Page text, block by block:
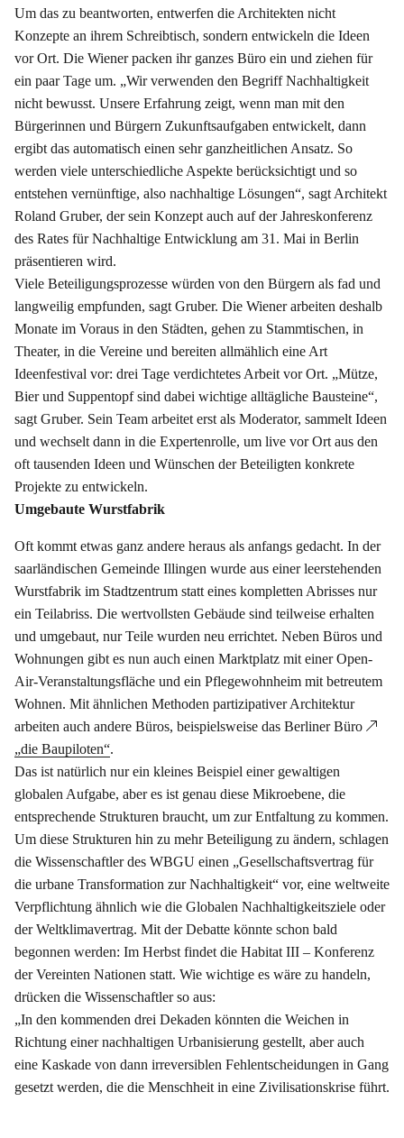
Um das zu beantworten, entwerfen die Architekten nicht
Konzepte an ihrem Schreibtisch, sondern entwickeln die Ideen
vor Ort. Die Wiener packen ihr ganzes Büro ein und ziehen für
ein paar Tage um. „Wir verwenden den Begriff Nachhaltigkeit
nicht bewusst. Unsere Erfahrung zeigt, wenn man mit den
Bürgerinnen und Bürgern Zukunftsaufgaben entwickelt, dann
ergibt das automatisch einen sehr ganzheitlichen Ansatz. So
werden viele unterschiedliche Aspekte berücksichtigt und so
entstehen vernünftige, also nachhaltige Lösungen“, sagt Architekt
Roland Gruber, der sein Konzept auch auf der Jahreskonferenz
des Rates für Nachhaltige Entwicklung am 31. Mai in Berlin
präsentieren wird.
Viele Beteiligungsprozesse würden von den Bürgern als fad und
langweilig empfunden, sagt Gruber. Die Wiener arbeiten deshalb
Monate im Voraus in den Städten, gehen zu Stammtischen, in
Theater, in die Vereine und bereiten allmählich eine Art
Ideenfestival vor: drei Tage verdichtetes Arbeit vor Ort. „Mütze,
Bier und Suppentopf sind dabei wichtige alltägliche Bausteine“,
sagt Gruber. Sein Team arbeitet erst als Moderator, sammelt Ideen
und wechselt dann in die Expertenrolle, um live vor Ort aus den
oft tausenden Ideen und Wünschen der Beteiligten konkrete
Projekte zu entwickeln.
Umgebaute Wurstfabrik
Oft kommt etwas ganz andere heraus als anfangs gedacht. In der
saarländischen Gemeinde Illingen wurde aus einer leerstehenden
Wurstfabrik im Stadtzentrum statt eines kompletten Abrisses nur
ein Teilabriss. Die wertvollsten Gebäude sind teilweise erhalten
und umgebaut, nur Teile wurden neu errichtet. Neben Büros und
Wohnungen gibt es nun auch einen Marktplatz mit einer Open-
Air-Veranstaltungsfläche und ein Pflegewohnheim mit betreutem
Wohnen. Mit ähnlichen Methoden partizipativer Architektur
arbeiten auch andere Büros, beispielsweise das Berliner Büro
„die Baupiloten“.
Das ist natürlich nur ein kleines Beispiel einer gewaltigen
globalen Aufgabe, aber es ist genau diese Mikroebene, die
entsprechende Strukturen braucht, um zur Entfaltung zu kommen.
Um diese Strukturen hin zu mehr Beteiligung zu ändern, schlagen
die Wissenschaftler des WBGU einen „Gesellschaftsvertrag für
die urbane Transformation zur Nachhaltigkeit“ vor, eine weltweite
Verpflichtung ähnlich wie die Globalen Nachhaltigkeitsziele oder
der Weltklimavertrag. Mit der Debatte könnte schon bald
begonnen werden: Im Herbst findet die Habitat III – Konferenz
der Vereinten Nationen statt. Wie wichtige es wäre zu handeln,
drücken die Wissenschaftler so aus:
„In den kommenden drei Dekaden könnten die Weichen in
Richtung einer nachhaltigen Urbanisierung gestellt, aber auch
eine Kaskade von dann irreversiblen Fehlentscheidungen in Gang
gesetzt werden, die die Menschheit in eine Zivilisationskrise führt.